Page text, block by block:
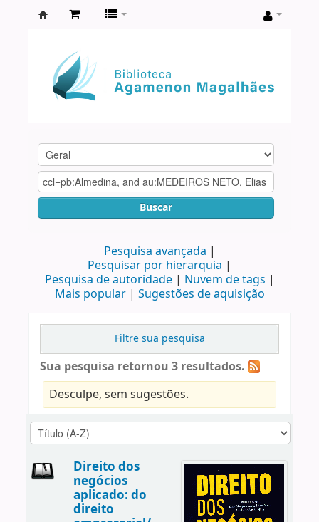
Agamenon
Magalhães
Buscar
Pesquisa avançada
Pesquisar por hierarquia
Pesquisa de autoridade
Nuvem de tags
Mais popular
Sugestões de aquisição
Filtre sua pesquisa
Sua pesquisa retornou 3 resultados.
Desculpe, sem sugestões.
Direito dos
negócios
aplicado: do
direito